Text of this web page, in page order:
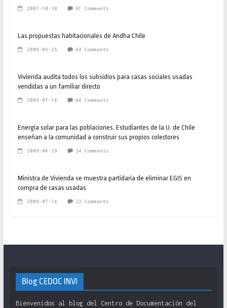
2007-10-30 91 Comments
Las propuestas habitacionales de Andha Chile
2009-06-26 48 Comments
Vivienda audita todos los subsidios para casas sociales usadas
vendidas a un familiar directo
2009-07-14 44 Comments
Energía solar para las poblaciones. Estudiantes de la U. de Chile
enseñan a la comunidad a construir sus propios colectores
2009-04-29 24 Comments
Ministra de Vivienda se muestra partidaria de eliminar EGIS en
compra de casas usadas
2009-07-14 22 Comments
Blog CEDOC INVI
Bienvenidos al blog del Centro de Documentación del